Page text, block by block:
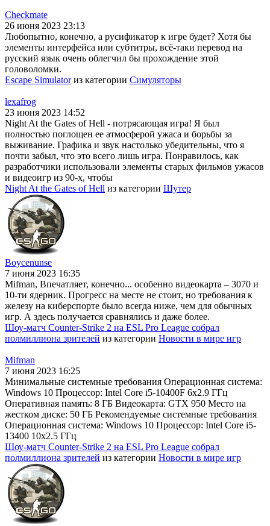
Checkmate
26 июня 2023 23:13
Любопытно, конечно, а русификатор к игре будет? Хотя бы
элементы интерфейса или субтитры, всё-таки перевод на
русский язык очень облегчил бы прохождение этой
головоломки.
Escape Simulatorиз категории Симуляторы
lexafrog
23 июня 2023 14:52
Night At the Gates of Hell - потрясающая игра! Я был
полностью поглощен ее атмосферой ужаса и борьбы за
выживание. Графика и звук настолько убедительны, что я
почти забыл, что это всего лишь игра. Понравилось, как
разработчики использовали элементы старых фильмов ужасов
и видеоигр из 90-х, чтобы
Night At the Gates of Hell из категории Шутер
Boycenunse
7 июня 2023 16:35
Mifman, Впечатляет, конечно... особенно видеокарта – 3070 и
10-ти ядерник. Прогресс на месте не стоит, но требования к
железу на киберспорте было всегда ниже, чем для обычных
игр. А здесь получается сравнялись и даже более.
Шоу-матч Counter-Strike 2 на ESL Pro League собрал
полмиллиона зрителей из категории Новости в мире игр
Mifman
7 июня 2023 16:25
Минимальные системные требования Операционная система:
Windows 10 Процессор: Intel Core i5-10400F 6x2.9 ГГц
Оперативная память: 8 ГБ Видеокарта: GTX 950 Место на
жестком диске: 50 ГБ Рекомендуемые системные требования
Операционная система: Windows 10 Процессор: Intel Core i5-
13400 10x2.5 ГГц
Шоу-матч Counter-Strike 2 на ESL Pro League собрал
полмиллиона зрителей из категории Новости в мире игр